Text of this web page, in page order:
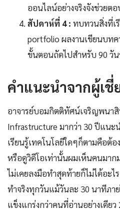
ออนไลน์อย่างจริงจังช่วยต
สัปดาห์ที่ 4 : ทบทวนสิ่งที่เ
portfolio ผลงานเขียนบทค
ขั้นตอนถัดไปสำหรับ 90 วั
คำแนะนำจากผู้เ
อาจารย์บอมกิตติทัศน์เจริญพนา
Infrastructure มากว่า 30 ปีแนะ
เรียนรู้เทคโนโลยีใดๆก็ตามคือต้
หรือดูวิดีโอเท่านั้นผมเห็นคนมา
ไม่เคยลงมือทำสุดท้ายก็ไม่ได้อะ
ทำจริงทุกวันแม้วันละ 30 นาทีภ
แข็งแกร่งกว่าคนที่อ่านอย่างเดีย